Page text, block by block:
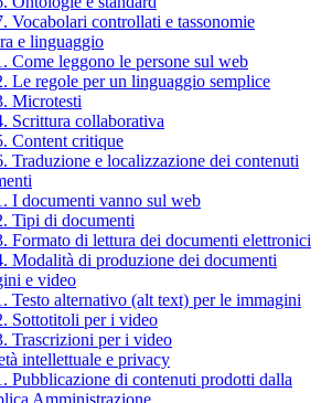
Vocabolari controllati e tassonomie
e linguaggio
Come leggono le persone sul web
Le regole per un linguaggio semplice
Microtesti
Scrittura collaborativa
Content critique
Traduzione e localizzazione dei contenuti
I documenti vanno sul web
Tipi di documenti
Formato di lettura dei documenti elettronici
Modalità di produzione dei documenti
e video
Testo alternativo (alt text) per le immagini
Sottotitoli per i video
Trascrizioni per i video
intellettuale e privacy
Pubblicazione di contenuti prodotti dalla
Amministrazione